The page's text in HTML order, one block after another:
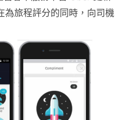
為旅程評分的同時，向司機